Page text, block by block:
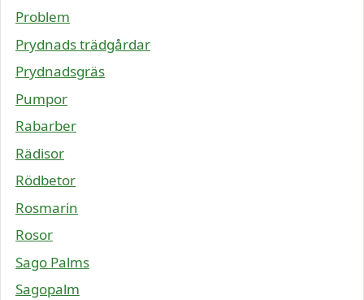
Problem
Prydnads trädgårdar
Prydnadsgräs
Pumpor
Rabarber
Rädisor
Rödbetor
Rosmarin
Rosor
Sago Palms
Sagopalm